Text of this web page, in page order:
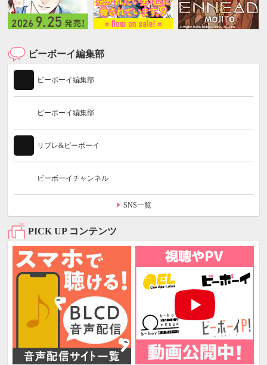
ビーボーイ編集部
ビーボーイ編集部
ビーボーイ編集部
リブレ&ビーボーイ
ビーボーイチャンネル
SNS一覧
PICK UP コンテンツ